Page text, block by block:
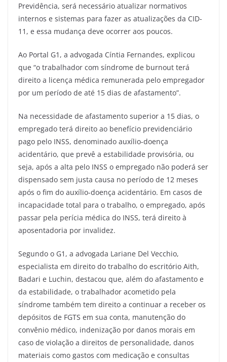
Previdência, será necessário atualizar normativos
internos e sistemas para fazer as atualizações da CID-
11, e essa mudança deve ocorrer aos poucos.
Ao Portal G1, a advogada Cíntia Fernandes, explicou
que “o trabalhador com síndrome de burnout terá
direito a licença médica remunerada pelo empregador
por um período de até 15 dias de afastamento”.
Na necessidade de afastamento superior a 15 dias, o
empregado terá direito ao benefício previdenciário
pago pelo INSS, denominado auxílio-doença
acidentário, que prevê a estabilidade provisória, ou
seja, após a alta pelo INSS o empregado não poderá ser
dispensado sem justa causa no período de 12 meses
após o fim do auxílio-doença acidentário. Em casos de
incapacidade total para o trabalho, o empregado, após
passar pela perícia médica do INSS, terá direito à
aposentadoria por invalidez.
Segundo o G1, a advogada Lariane Del Vecchio,
especialista em direito do trabalho do escritório Aith,
Badari e Luchin, destacou que, além do afastamento e
da estabilidade, o trabalhador acometido pela
síndrome também tem direito a continuar a receber os
depósitos de FGTS em sua conta, manutenção do
convênio médico, indenização por danos morais em
caso de violação a direitos de personalidade, danos
materiais como gastos com medicação e consultas